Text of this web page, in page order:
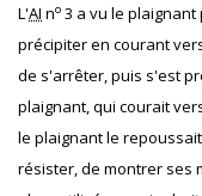
L'AI no 3 a vu le
précipiter en courant
de s'arrêter, puis s'est
plaignant, qui courait
le plaignant le
résister, de montrer ses